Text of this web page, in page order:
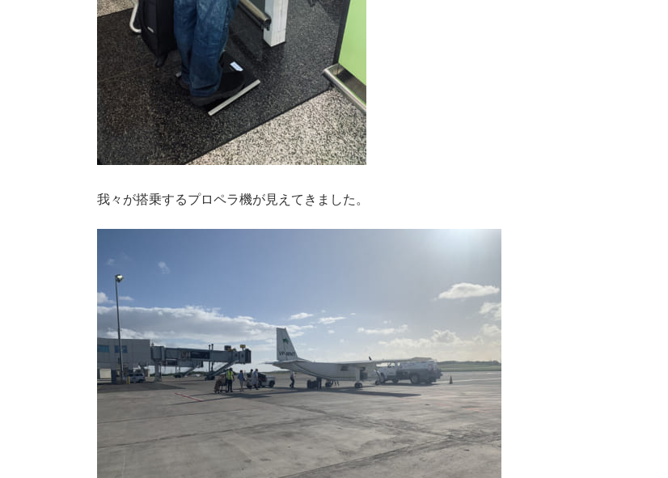
我々が搭乗するプロペラ機が見えてきました。